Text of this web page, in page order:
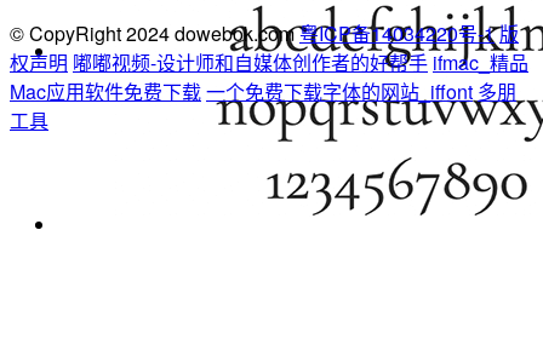
© CopyRight 2024 dowebok.com粤ICP备14034220号-1版
权声明 嘟嘟视频-设计师和自媒体创作者的好帮手 ifmac_精品
Mac应用软件免费下载一个免费下载字体的网站_iffont 多朋
工具